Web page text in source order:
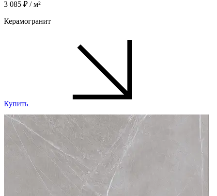
3 085 ₽ / м²
Керамогранит
Купить